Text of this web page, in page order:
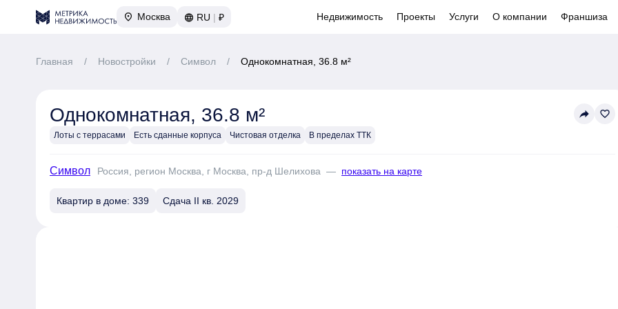
Москва RU | ₽ Недвижимость Проекты Услуги О компании Франшиза
Главная / Новостройки / Символ / Однокомнатная, 36.8 м²
Однокомнатная, 36.8 м²
Лоты с террасами Есть сданные корпуса Чистовая отделка В пределах ТТК
reply favorite_border
Символ Россия, регион Москва, г Москва, пр-д Шелихова — показать на карте
Квартир в доме: 339 Сдача II кв. 2029